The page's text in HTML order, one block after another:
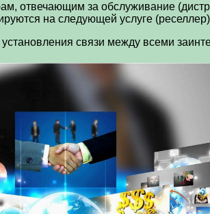
отвечающим за обслуживание
на следующей услуге
связи между всеми